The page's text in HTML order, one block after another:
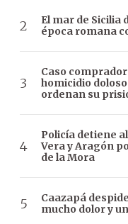
El mar de Sicilia
época romana
Caso
homicidio
ordenan su
Policía detiene
Vera y Aragón
de la Mora
Caazapá
mucho dolor y